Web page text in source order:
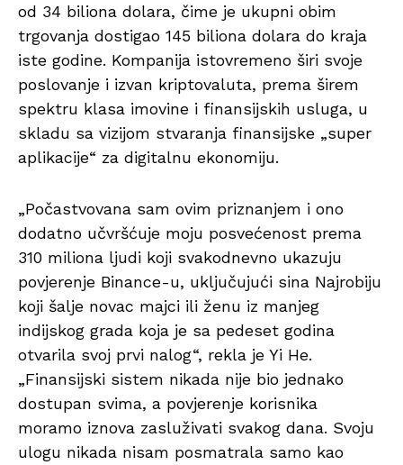
od 34 biliona dolara, čime je ukupni obim
trgovanja dostigao 145 biliona dolara do kraja
iste godine. Kompanija istovremeno širi svoje
poslovanje i izvan kriptovaluta, prema širem
spektru klasa imovine i finansijskih usluga, u
skladu sa vizijom stvaranja finansijske „super
aplikacije“ za digitalnu ekonomiju.
„Počastvovana sam ovim priznanjem i ono
dodatno učvršćuje moju posvećenost prema
310 miliona ljudi koji svakodnevno ukazuju
povjerenje Binance-u, uključujući sina Najrobiju
koji šalje novac majci ili ženu iz manjeg
indijskog grada koja je sa pedeset godina
otvarila svoj prvi nalog“, rekla je Yi He.
„Finansijski sistem nikada nije bio jednako
dostupan svima, a povjerenje korisnika
moramo iznova zasluživati svakog dana. Svoju
ulogu nikada nisam posmatrala samo kao